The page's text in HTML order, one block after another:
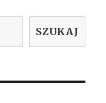
SZUKAJ